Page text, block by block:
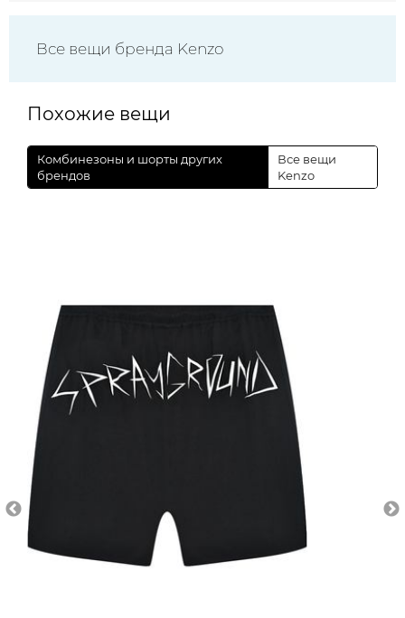
Все вещи бренда Kenzo
Похожие вещи
Комбинезоны и шорты других
брендов
Все вещи
Kenzo